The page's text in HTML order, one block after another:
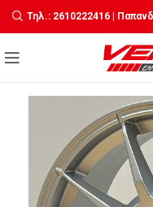
Τηλ.: 2610222416 |